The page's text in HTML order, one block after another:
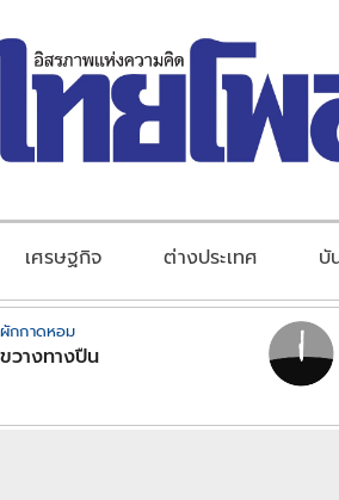
เศรษฐกิจ ต่างประเทศ บั
ผักกาดหอม
ขวางทางปืน